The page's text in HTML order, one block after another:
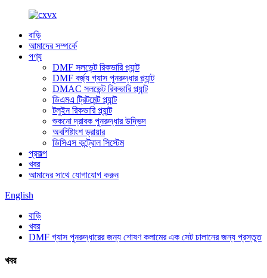
বাড়ি
আমাদের সম্পর্কে
পণ্য
DMF সলভেন্ট রিকভারি প্ল্যান্ট
DMF বর্জ্য গ্যাস পুনরুদ্ধার প্ল্যান্ট
DMAC সলভেন্ট রিকভারি প্ল্যান্ট
ডিএমএ ট্রিটমেন্ট প্ল্যান্ট
টলুইন রিকভারি প্ল্যান্ট
শুকনো দ্রাবক পুনরুদ্ধার উদ্ভিদ
অবশিষ্টাংশ ড্রায়ার
ডিসিএস কন্ট্রোল সিস্টেম
প্রকল্প
খবর
আমাদের সাথে যোগাযোগ করুন
English
বাড়ি
খবর
DMF গ্যাস পুনরুদ্ধারের জন্য শোষণ কলামের এক সেট চালানের জন্য প্রস্তুত
খবর